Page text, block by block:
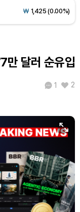
₩ 1,425(0.00%)
₩ 104,872 (+0.59%)
465.6(-0.14%)
₩99.11(+1.03%)
₩92,402,779(+0.39%)
만 달러 순유입
1 2